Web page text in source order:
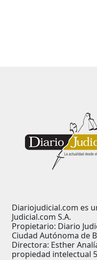
Diariojudicial.com es
Judicial.com S.A.
Propietario: Diario
Ciudad Autónoma de
Directora: Esther
propiedad intelectual